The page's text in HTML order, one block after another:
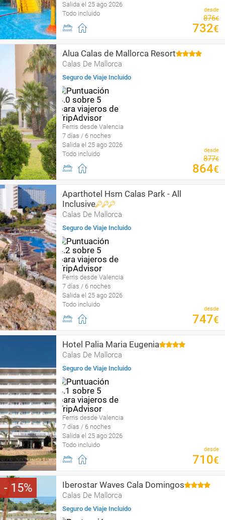
Salida el 25 ago 2026
Todo incluido
desde
876€
732€
Alua Calas de Mallorca Resort
Calas De Mallorca
Seguro de Viaje Incluido
Ferris desde Valencia
7 días / 6 noches
Salida el 25 ago 2026
Todo incluido
desde
877€
864€
Aparthotel Hsm Calas Park - All
Inclusive
Calas De Mallorca
Seguro de Viaje Incluido
Ferris desde Valencia
7 días / 6 noches
Salida el 25 ago 2026
Todo incluido
desde
747€
Hotel Palia Maria Eugenia
Calas De Mallorca
Seguro de Viaje Incluido
Ferris desde Valencia
7 días / 6 noches
Salida el 25 ago 2026
Todo incluido
desde
710€
15 Iberostar Waves Cala Domingos
Calas De Mallorca
Seguro de Viaje Incluido